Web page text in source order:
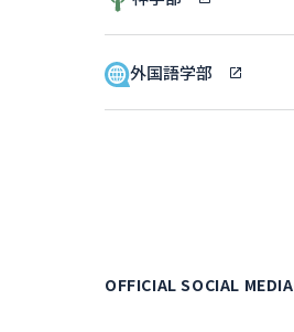
外国語学部
OFFICIAL SOCIAL MEDIA